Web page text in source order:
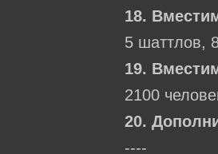
18.
5 шаттлов,
19.
2100
20.
----